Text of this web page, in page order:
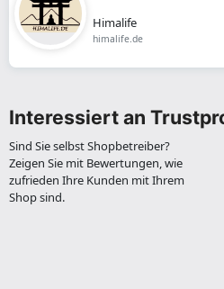
Himalife
himalife.de
Interessiert an
Sind Sie selbst Shopbetreiber?
Zeigen Sie mit Bewertungen, wie
zufrieden Ihre Kunden mit Ihrem
Shop sind.